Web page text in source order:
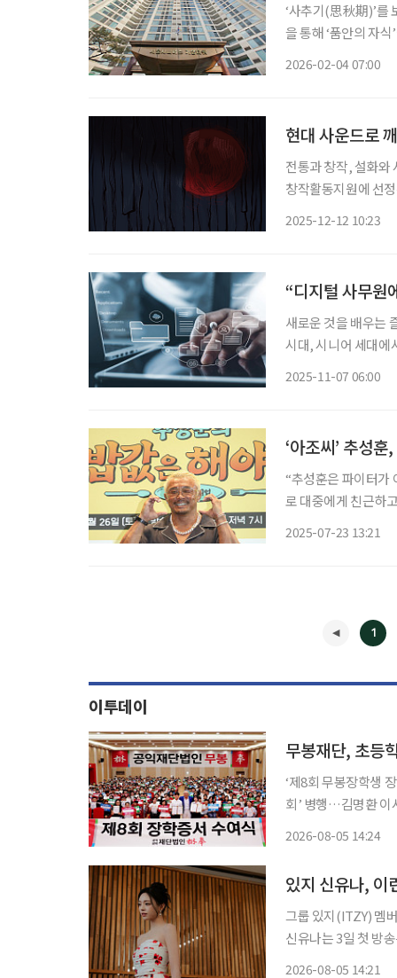
‘사추기(思秋期)’를
을 통해 ‘품안의 자
2026-02-04 07:00
현대 사운드로
전통과 창작, 설화와
창작활동지원에 선
2025-12-12 10:23
“디지털 사무원
새로운 것을 배우는
시대, 시니어 세대에
2025-11-07 06:00
‘아조씨’ 추성
“추성훈은 파이터가
로 대중에게 친근하
2025-07-23 13:21
1
이투데이
무봉재단, 초등
‘제8회 무봉장학생
회’ 병행…김명환 이사장 “꿈 향
2026-08-05 14:24
있지 신유나,
그룹 있지(ITZY) 멤
신유나는 3일 첫 방
2026-08-05 14:21